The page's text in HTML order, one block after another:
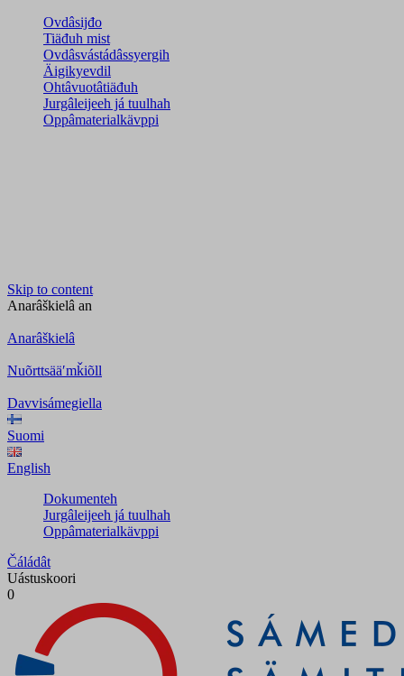
Ovdâsijđo
Tiäđuh mist
Ovdâsvástádâssyergih
Äigikyevdil
Ohtâvuotâtiäđuh
Jurgâleijeeh já tuulhah
Oppâmaterialkävppi
Skip to content
Anarâškielâ an
Anarâškielâ
Nuõrttsääʹmǩiõll
Davvisámegiella
Suomi
English
Dokumenteh
Jurgâleijeeh já tuulhah
Oppâmaterialkävppi
Čáládât
Uástuskoori
0